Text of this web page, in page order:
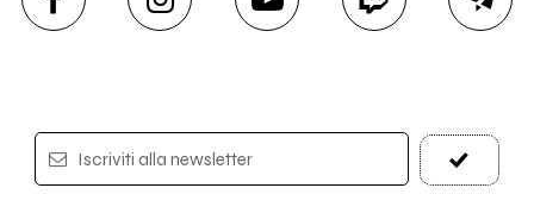
Iscriviti alla newsletter